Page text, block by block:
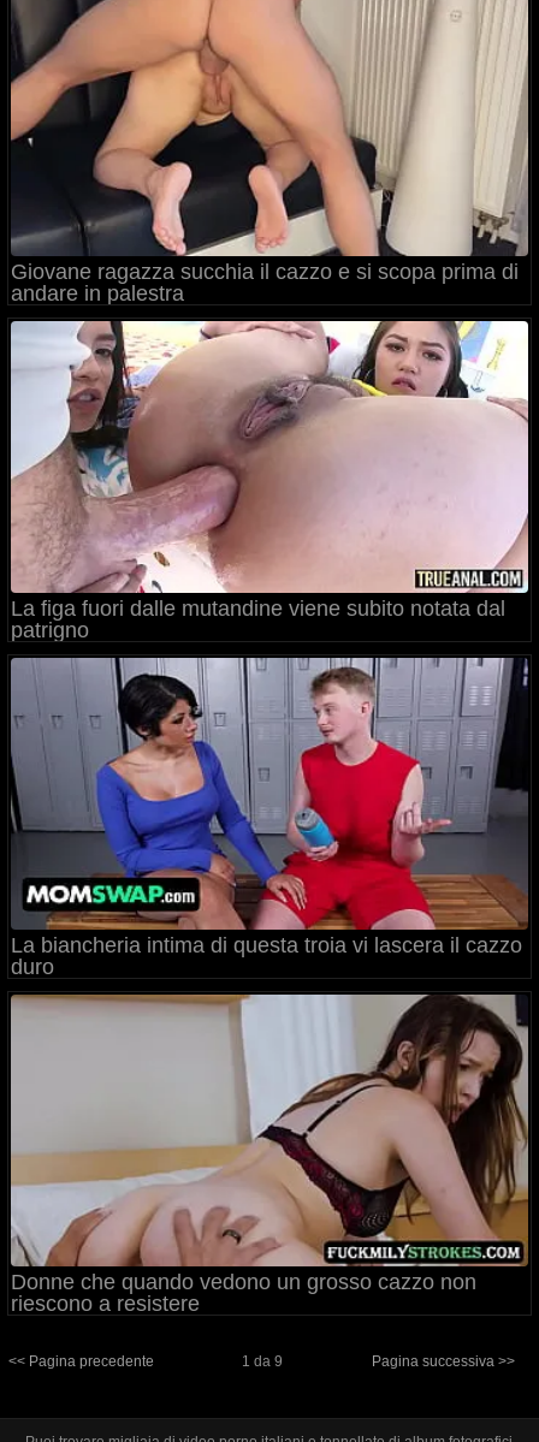
Giovane ragazza succhia il cazzo e si scopa prima di
andare in palestra
La figa fuori dalle mutandine viene subito notata dal
patrigno
La biancheria intima di questa troia vi lascera il cazzo
duro
Donne che quando vedono un grosso cazzo non
riescono a resistere
<< Pagina precedente 1 da 9 Pagina successiva >>